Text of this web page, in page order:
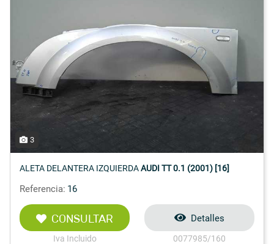
3
ALETA DELANTERA IZQUIERDAAUDI TT 0.1 (2001) [16]
Referencia: 16
CONSULTAR
Iva Incluido
Detalles
0077985/160